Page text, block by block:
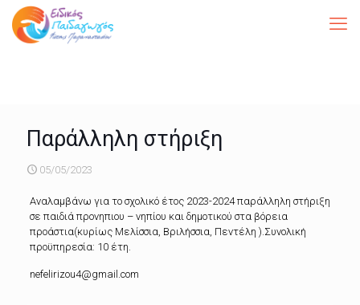
Παράλληλη στήριξη
05/05/2023
Αναλαμβάνω για το σχολικό έτος 2023-2024 παράλληλη στήριξη
σε παιδιά προνηπιου – νηπίου και δημοτικού στα βόρεια
προάστια(κυρίως Μελίσσια, Βριλήσσια, Πεντέλη ).Συνολική
προϋπηρεσία: 10 έτη.
nefelirizou4@gmail.com